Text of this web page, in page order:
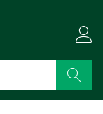
Buscar